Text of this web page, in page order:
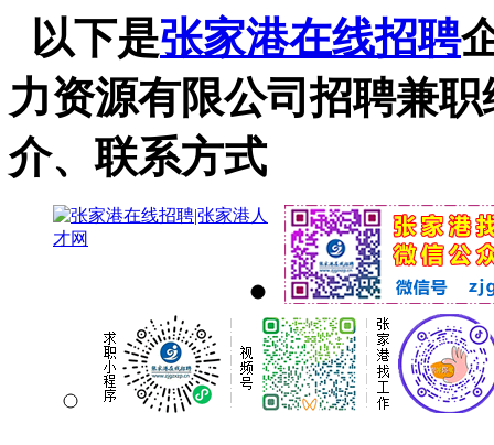
以下是张家港在线招聘
力资源有限公司招聘兼
介、联系方式